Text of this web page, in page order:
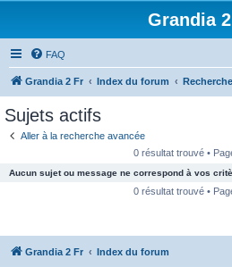
Grandia
FAQ
Grandia 2 Fr Index du forum
Sujets actifs
Aller à la recherche avancée
0 résultat trouvé •
Aucun sujet ou message ne correspond à vos
0 résultat trouvé •
Grandia 2 Fr Index du forum